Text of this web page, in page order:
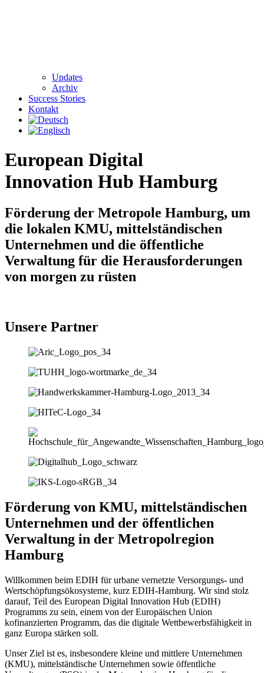
Updates
Archiv
Success Stories
Kontakt
European Digital
Innovation Hub Hamburg
Förderung der Metropole Hamburg, um
die lokalen KMU, mittelständischen
Unternehmen und die öffentliche
Verwaltung für die Herausforderungen
von morgen zu rüsten
Unsere Partner
Förderung von KMU, mittelständischen
Unternehmen und der öffentlichen
Verwaltung in der Metropolregion
Hamburg
Willkommen beim EDIH für urbane vernetzte Versorgungs- und
Wertschöpfungsökosysteme, kurz EDIH-Hamburg. Wir sind stolz
darauf, Teil des European Digital Innovation Hub (EDIH)
Programms zu sein, einem von der Europäischen Union
kofinanzierten Programm, das die digitale Wettbewerbsfähigkeit in
ganz Europa stärken soll.
Unser Ziel ist es, insbesondere kleine und mittlere Unternehmen
(KMU), mittelständische Unternehmen sowie öffentliche